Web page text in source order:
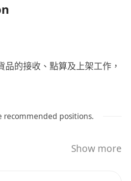
品的接收、點算及上架工作，
查貨物數量與品質，發現異
域整潔有序
recommended positions.
Show more